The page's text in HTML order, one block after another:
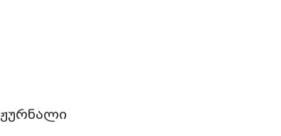
ჟურნალი